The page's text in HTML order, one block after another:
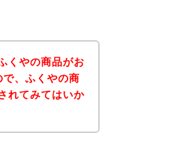
くやの商品がお
、ふくやの商
れてみてはいか